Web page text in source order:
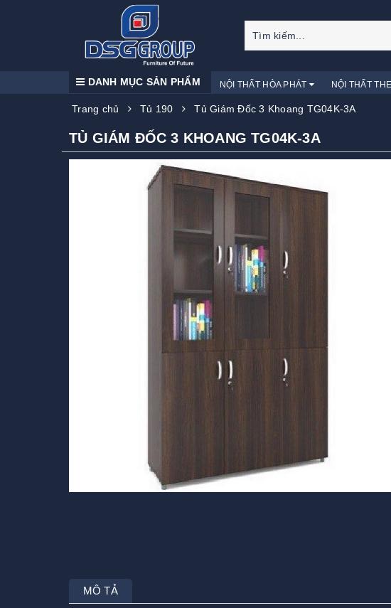
DANH MỤC SẢN PHẨM NỘI THẤT HÒA PHÁT NỘI THẤT
Trang chủ Tủ 190 Tủ Giám Đốc 3 Khoang TG04K-3A
TỦ GIÁM ĐỐC 3 KHOANG TG04K-3A
MÔ TẢ